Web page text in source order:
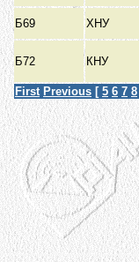
Б69
ХНУ
Б72 КНУ
First Previous [ 5 6 7 8